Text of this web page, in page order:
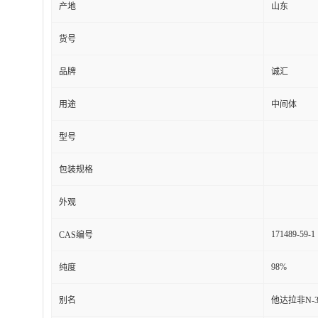
产地 山东
货号
品牌 诚汇
用途 中间体
型号
包装规格
外观
CAS编号 171489-59-1
纯度 98%
别名 他达拉非N-